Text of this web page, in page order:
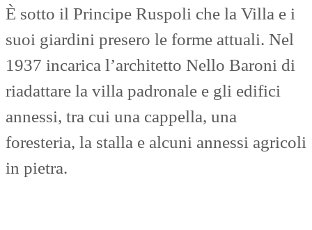
È sotto il Principe Ruspoli che la Villa e i
suoi giardini presero le forme attuali. Nel
1937 incarica l’architetto Nello Baroni di
riadattare la villa padronale e gli edifici
annessi, tra cui una cappella, una
foresteria, la stalla e alcuni annessi agricoli
in pietra.